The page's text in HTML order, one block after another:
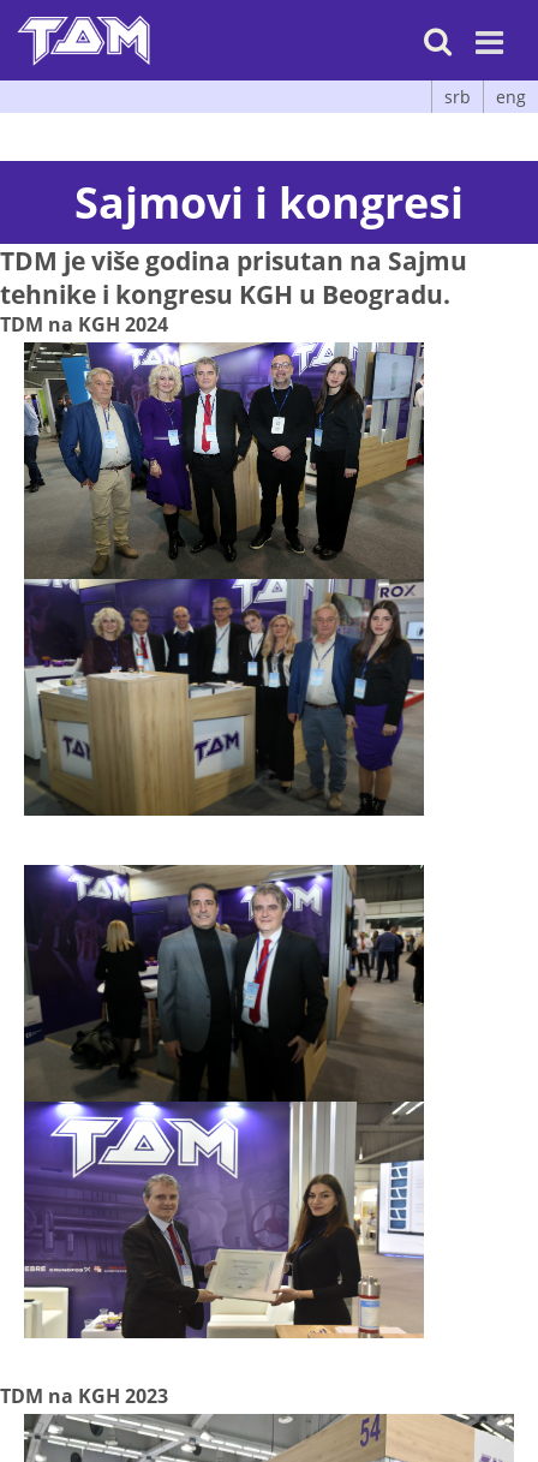

srb eng
Sajmovi i kongresi
TDM je više godina prisutan na Sajmu
tehnike i kongresu KGH u Beogradu.
TDM na KGH 2024
TDM na KGH 2023